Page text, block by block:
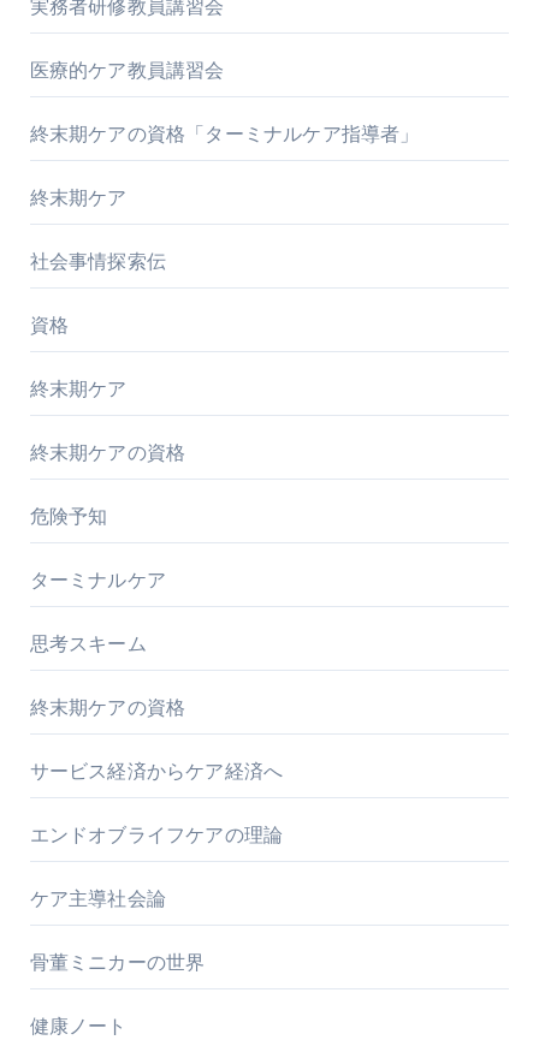
実務者研修教員講習会
医療的ケア教員講習会
終末期ケアの資格「ターミナルケア指導者」
終末期ケア
社会事情探索伝
資格
終末期ケア
終末期ケアの資格
危険予知
ターミナルケア
思考スキーム
終末期ケアの資格
サービス経済からケア経済へ
エンドオブライフケアの理論
ケア主導社会論
骨董ミニカーの世界
健康ノート